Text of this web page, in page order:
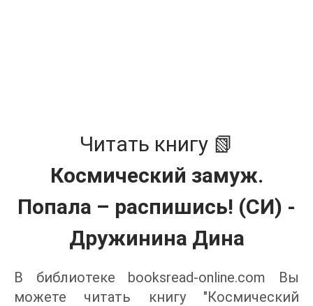
Читать книгу 📗
Космический замуж.
Попала – распишись! (СИ) -
Дружинина Дина
В библиотеке booksread-online.com Вы
можете читать книгу "Космический